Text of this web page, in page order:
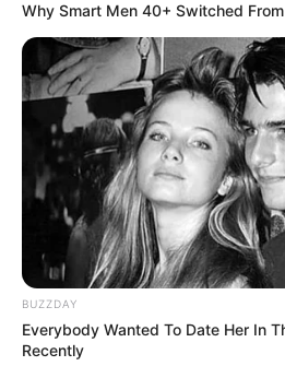
ราศีพิจิก
Why Smart Men 40+ Switched
BUZZDAY
Everybody Wanted To Date Her In
Recently